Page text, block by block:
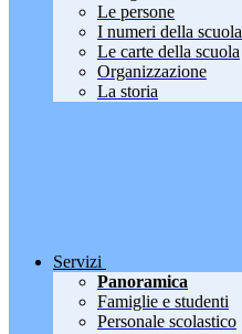
Le persone
I numeri della scuola
Le carte della scuola
Organizzazione
La storia
Servizi
Panoramica
Famiglie e studenti
Personale scolastico